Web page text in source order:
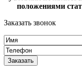
положениями
Заказать звонок